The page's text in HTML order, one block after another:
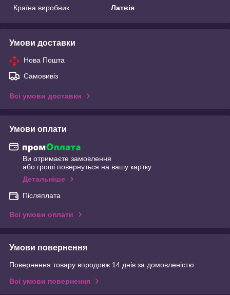
Країна виробник
Латвія
Умови доставки
Нова Пошта
Самовивіз
Всі умови доставки
Умови оплати
Ви отримаєте замовлення
або гроші повернуться на вашу картку
Детальніше
Післяплата
Всі умови оплати
Умови повернення
Повернення товару впродовж 14 днів за домовленістю
Всі умови повернення